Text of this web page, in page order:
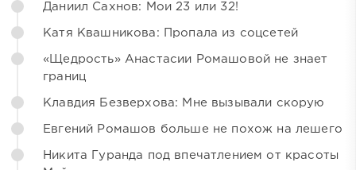
Даниил Сахнов: Мои 23 или 32!
Катя Квашникова: Пропала из соцсетей
«Щедрость» Анастасии Ромашовой не знает
границ
Клавдия Безверхова: Мне вызывали скорую
Евгений Ромашов больше не похож на лешего
Никита Гуранда под впечатлением от красоты